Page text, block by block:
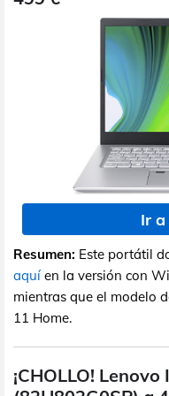
Ir
Resumen: Este portátil
aquí en la versión con
mientras que el modelo
11 Home.
¡CHOLLO!